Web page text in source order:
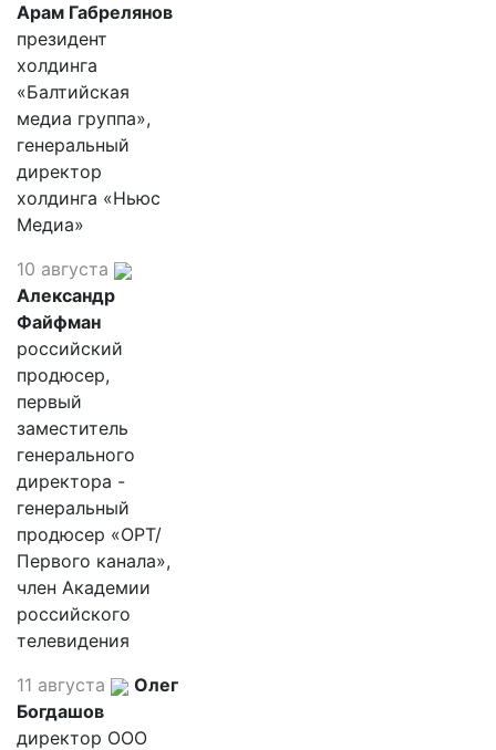
Арам Габрелянов
президент
холдинга
«Балтийская
медиа группа»,
генеральный
директор
холдинга «Ньюс
Медиа»
10 августа
Александр
Файфман
российский
продюсер,
первый
заместитель
генерального
директора -
генеральный
продюсер «ОРТ/
Первого канала»,
член Академии
российского
телевидения
11 августа
Олег
Богдашов
директор ООО